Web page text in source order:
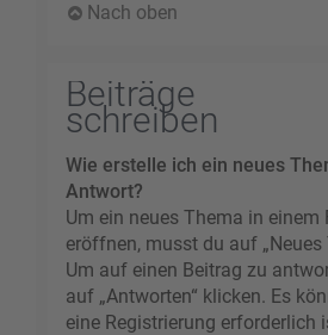
Nach oben
Beiträge
schreiben
Wie erstelle ich ein neues
Antwort?
Um ein neues Thema in einem
eröffnen, musst du auf „Neues
Um auf einen Beitrag zu
auf „Antworten“ klicken. Es
eine Registrierung erforderlich